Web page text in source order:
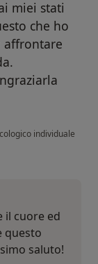
miei stati
che ho
affrontare
individuale
il cuore ed
questo
saluto!